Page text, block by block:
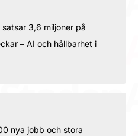
3,6 miljoner på
– AI och hållbarhet i
nya jobb och stora